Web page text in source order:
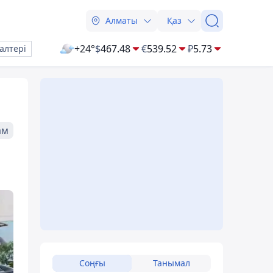
Алматы Қаз
+24°$467.48 €539.52 ₽5.73
Соңғы Танымал